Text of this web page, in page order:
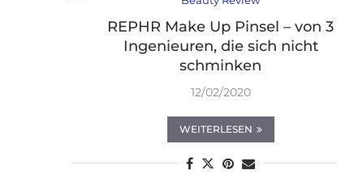
REPHR Make Up Pinsel – von 3
Ingenieuren, die sich nicht
schminken
12/02/2020
WEITERLESEN